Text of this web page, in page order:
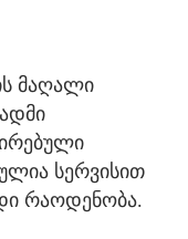
მაღალი
სერვისით
რაოდენობა.